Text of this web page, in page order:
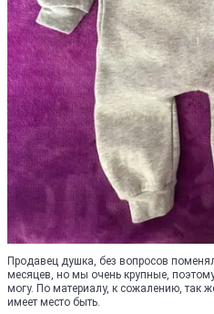
Продавец душка, без вопросов
месяцев, но мы очень крупные,
могу. По материалу, к сожалению, так
имеет место быть.